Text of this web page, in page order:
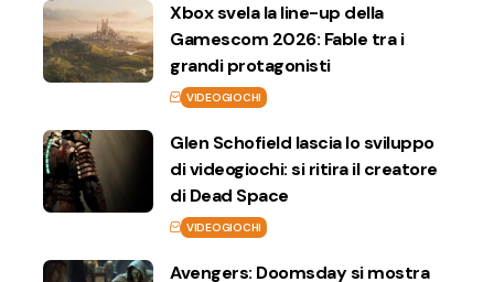
Xbox svela la line-up della
Gamescom 2026: Fable tra i
grandi protagonisti
VIDEOGIOCHI
Glen Schofield lascia lo sviluppo
di videogiochi: si ritira il creatore
di Dead Space
VIDEOGIOCHI
Avengers: Doomsday si mostra